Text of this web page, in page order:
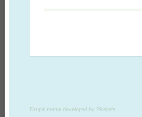
Drupal theme developed by Pixeljets